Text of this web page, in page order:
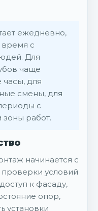
ежедневно,
время с
Для
чаще
для
смены, для
с
работ.
начинается с
условий
к фасаду,
опор,
установки